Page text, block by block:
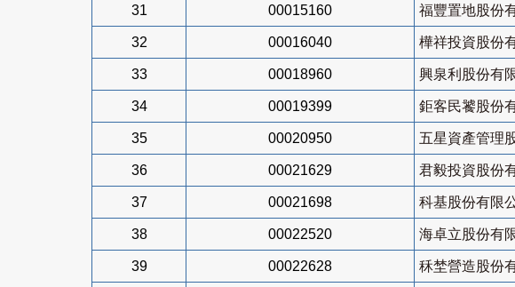
31 00015160 福豐置地股份
32 00016040 樺祥投資股份
33 00018960 興泉利股份有
34 00019399 鉅客民饕股份
35 00020950 五星資產管理
36 00021629 君毅投資股份
37 00021698 科基股份有限
38 00022520 海卓立股份有
39 00022628 秝埜營造股份